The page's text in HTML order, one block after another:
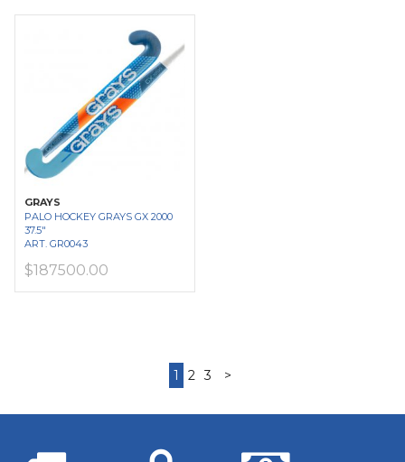
GRAYS
PALO HOCKEY GRAYS GX 2000
37.5"
ART. GR0043
$187500.00
1 2 3 >